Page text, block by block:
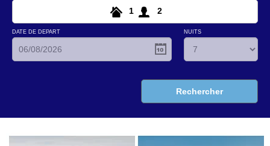
1 2
DATE DE DEPART NUITS
Rechercher